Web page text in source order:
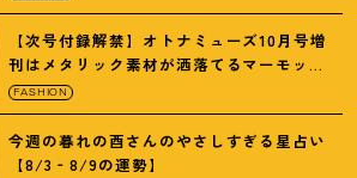
【次号付録解禁】オトナミューズ10月号増
刊はメタリック素材が洒落てるマーモット
の保冷バッグ
FASHION
今週の暮れの酉さんのやさしすぎる星占い
【8/3‐8/9の運勢】